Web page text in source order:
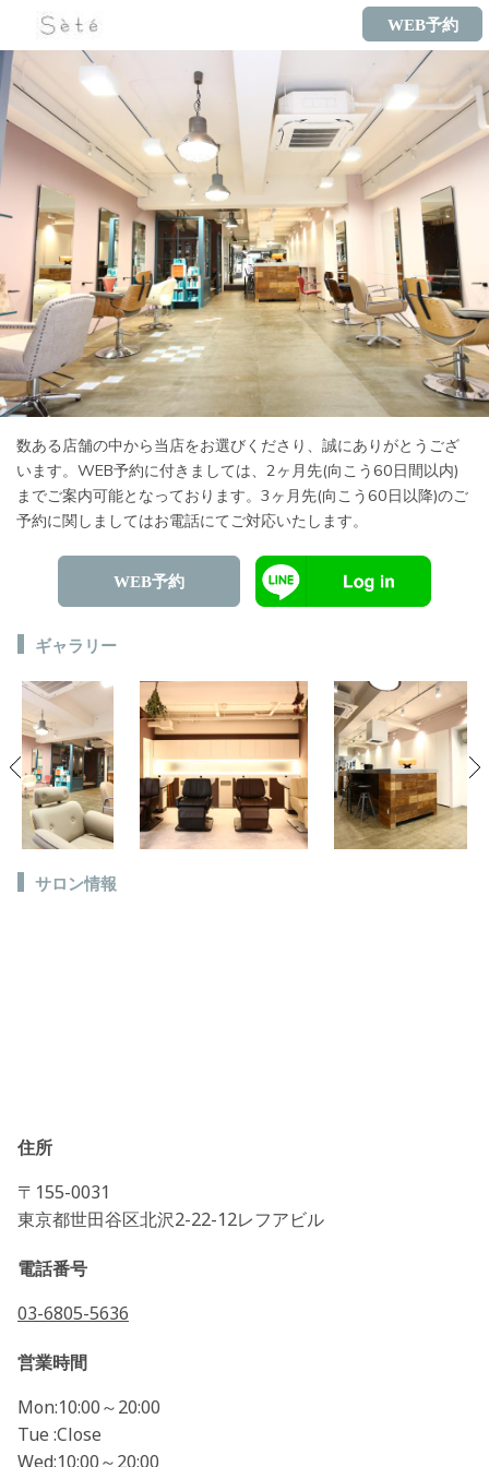
WEB予約
数ある店舗の中から当店をお選びくださり、誠にありがとうござ
います。WEB予約に付きましては、2ヶ月先(向こう60日間以内)
までご案内可能となっております。3ヶ月先(向こう60日以降)のご
予約に関しましてはお電話にてご対応いたします。
WEB予約
ギャラリー
サロン情報
住所
〒155-0031
東京都世田谷区北沢2-22-12レフアビル
電話番号
03-6805-5636
営業時間
Mon:10:00～20:00
Tue :Close
Wed:10:00～20:00